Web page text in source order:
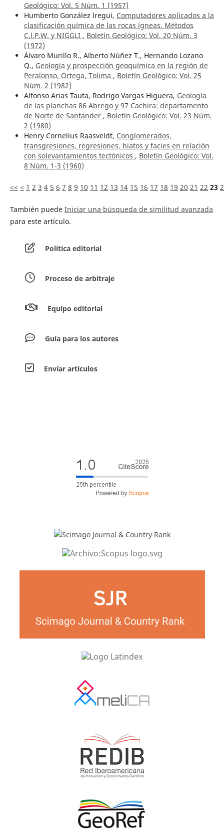
Geológico: Vol. 5 Núm. 1 (1957)
Humberto González lregui, Computadores aplicados a la
clasificación química de las rocas ígneas. Métodos
C.l.P.W. y NIGGLI , Boletín Geológico: Vol. 20 Núm. 3
(1972)
Álvaro Murillo R., Alberto Núñez T., Hernando Lozano
Q., Geología y prospección geoquímica en la región de
Peralonso, Ortega, Tolima , Boletín Geológico: Vol. 25
Núm. 2 (1982)
Alfonso Arias Tauta, Rodrigo Vargas Higuera, Geología
de las planchas 86 Abrego y 97 Cachira: departamento
de Norte de Santander , Boletín Geológico: Vol. 23 Núm.
2 (1980)
Henry Cornelius Raasveldt, Conglomerados,
transgresiones, regresiones, hiatos y facies en relación
con solevantamientos tectónicos , Boletín Geológico: Vol.
8 Núm. 1-3 (1960)
<< < 1 2 3 4 5 6 7 8 9 10 11 12 13 14 15 16 17 18 19 20 21 22 23
También puede Iniciar una búsqueda de similitud avanzada
para este artículo.
Política editorial
Proceso de arbitraje
Equipo editorial
Guía para los autores
Envíar artículos